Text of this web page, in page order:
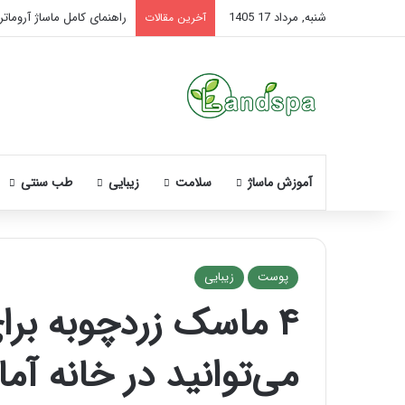
شنبه, مرداد 17 1405 آخرین مقالات راهنمای کامل ماساژ
آموزش ماساژ سلامت زیبایی طب سنتی
پوست زیبایی
۴ ماسک زردچوبه
می‌توانید در خانه
نحوه
ماساژ
بعد